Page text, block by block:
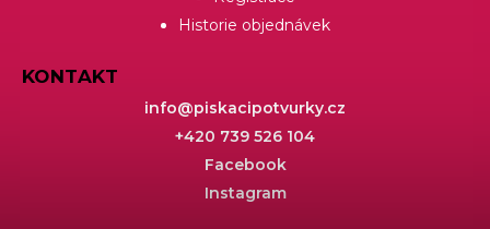
Historie objednávek
KONTAKT
info@piskacipotvurky.cz
+420 739 526 104
Facebook
Instagram